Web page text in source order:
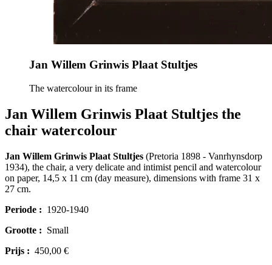
Jan Willem Grinwis Plaat Stultjes
The watercolour in its frame
Jan Willem Grinwis Plaat Stultjes the
chair watercolour
Jan Willem Grinwis Plaat Stultjes (Pretoria 1898 - Vanrhynsdorp
1934), the chair, a very delicate and intimist pencil and watercolour
on paper, 14,5 x 11 cm (day measure), dimensions with frame 31 x
27 cm.
Periode : 1920-1940
Grootte : Small
Prijs : 450,00 €